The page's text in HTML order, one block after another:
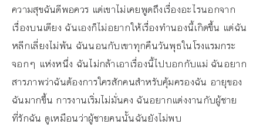
ความสุขฉันดีพอควร แต่เขาไม่เคยพูดถึงเรื่องอะไรนอกจาก
เรื่องบนเตียง ฉันเองก็ไม่อยากให้เรื่องทำนองนี้เกิดขึ้น แต่ฉัน
หลีกเลี่ยงไม่พ้น ฉันนอนกับเขาทุกคืนวันพุธในโรงแรมกระ
จอกๆ แห่งหนึ่ง ฉันไม่กล้าเอาเรื่องนี้ไปบอกกับแม่ ฉันอยาก
สารภาพว่าฉันต้องการใครสักคนสำหรับคุ้มครองฉัน อายุของ
ฉันมากขึ้น การงานเริ่มไม่มั่นคง ฉันอยากแต่งงานกับผู้ชาย
ที่รักฉัน ดูเหมือนว่าผู้ชายคนนั้นฉันยังไม่พบ